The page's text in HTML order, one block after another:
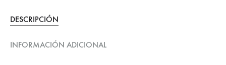
DESCRIPCIÓN
INFORMACIÓN ADICIONAL